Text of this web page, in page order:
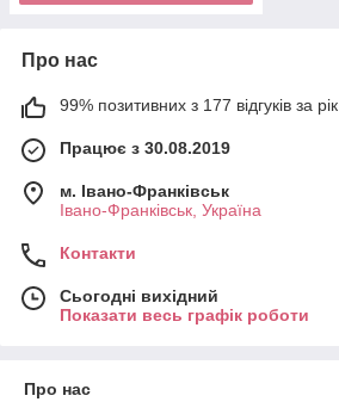
Про нас
99% позитивних з 177 відгуків за рік
Працює з 30.08.2019
м. Івано-Франківськ
Івано-Франківськ, Україна
Контакти
Сьогодні вихідний
Показати весь графік роботи
Про нас